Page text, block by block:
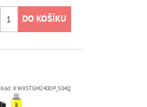
Kód:KWXSTGM240DP_S04Q